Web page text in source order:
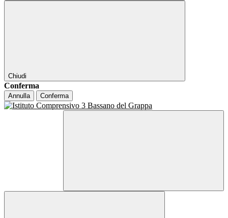
Chiudi
Conferma
Annulla Conferma